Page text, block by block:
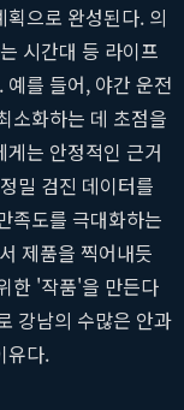
으로 완성된다. 의
시간대 등 라이프
를 들어, 야간 운전
소화하는 데 초점을
는 안정적인 근거
밀 검진 데이터를
족도를 극대화하는
제품을 찍어내듯
한 '작품'을 만든다
강남의 수많은 안과
유다.